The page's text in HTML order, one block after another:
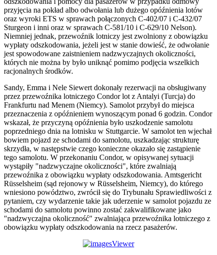
przyjęcia na pokład albo odwołania lub dużego opóźnienia lotów
oraz wyroki ETS w sprawach połączonych C-402/07 i C-432/07
Sturgeon i inni oraz w sprawach C-581/10 i C-629/10 Nelson).
Niemniej jednak, przewoźnik lotniczy jest zwolniony z obowiązku
wypłaty odszkodowania, jeżeli jest w stanie dowieść, że odwołanie
jest spowodowane zaistnieniem nadzwyczajnych okoliczności,
których nie można by było uniknąć pomimo podjęcia wszelkich
racjonalnych środków.
Sandy, Emma i Nele Siewert dokonały rezerwacji na obsługiwany
przez przewoźnika lotniczego Condor lot z Antalyi (Turcja) do
Frankfurtu nad Menem (Niemcy). Samolot przybył do miejsca
przeznaczenia z opóźnieniem wynoszącym ponad 6 godzin. Condor
wskazał, że przyczyną opóźnienia było uszkodzenie samolotu
poprzedniego dnia na lotnisku w Stuttgarcie. W samolot ten wjechał
bowiem pojazd ze schodami do samolotu, uszkadzając strukturę
skrzydła, w następstwie czego konieczne okazało się zastąpienie
tego samolotu. W przekonaniu Condor, w opisywanej sytuacji
wystąpiły "nadzwyczajne okoliczności", które zwalniają
przewoźnika z obowiązku wypłaty odszkodowania. Amtsgericht
Rüsselsheim (sąd rejonowy w Rüsselsheim, Niemcy), do którego
wniesiono powództwo, zwrócił się do Trybunału Sprawiedliwości z
pytaniem, czy wydarzenie takie jak uderzenie w samolot pojazdu ze
schodami do samolotu powinno zostać zakwalifikowane jako
"nadzwyczajna okoliczność" zwalniająca przewoźnika lotniczego z
obowiązku wypłaty odszkodowania na rzecz pasażerów.